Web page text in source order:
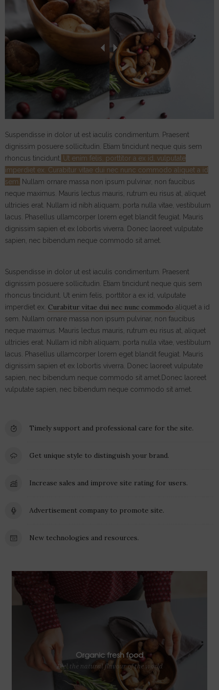
Suspendisse in dolor ut est iaculis condimentum. Praesent
dignissim posuere sollicitudin. Etiam tincidunt neque quis sem
rhoncus tincidunt. Ut enim felis, porttitor a ex id, vulputate
imperdiet ex. Curabitur vitae dui nec nunc commodo aliquet a id
sem.
Nullam ornare massa non ipsum pulvinar, non faucibus
neque maximus. Mauris lectus mauris, rutrum eu risus at, aliquet
ultricies erat. Nullam id nibh aliquam, porta nulla vitae, vestibulum
lacus. Phasellus ullamcorper lorem eget blandit feugiat. Mauris
dignissim sapien et ex lobortis viverra. Donec laoreet vulputate
sapien, nec bibendum neque commodo sit amet.
Suspendisse in dolor ut est iaculis condimentum. Praesent
dignissim posuere sollicitudin. Etiam tincidunt neque quis sem
rhoncus tincidunt. Ut enim felis, porttitor a ex id, vulputate
imperdiet ex. Curabitur vitae dui nec nunc commodo aliquet a id
sem. Nullam ornare massa non ipsum pulvinar, non faucibus
neque maximus. Mauris lectus mauris, rutrum eu risus at, aliquet
ultricies erat. Nullam id nibh aliquam, porta nulla vitae, vestibulum
lacus. Phasellus ullamcorper lorem eget blandit feugiat. Mauris
dignissim sapien et ex lobortis viverra. Donec laoreet vulputate
sapien, nec bibendum neque commodo sit amet.Donec laoreet
vulputate sapien, nec bibendum neque commodo sit amet.
Timely support and professional care for the site.
Get unique style to distinguish your brand.
Increase sales and improve site rating for users.
Advertisement company to promote site.
New technologies and resources.
Organic fresh food
Feel the natural flavour of the world